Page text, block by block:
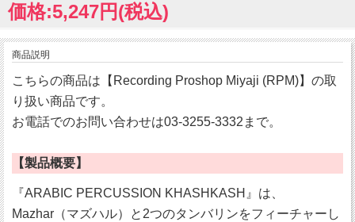
価格:5,247円(税込)
商品説明
こちらの商品は【Recording Proshop Miyaji (RPM)】の取
り扱い商品です。
お電話でのお問い合わせは03-3255-3332まで。
【製品概要】
『ARABIC PERCUSSION KHASHKASH』は、
Mazhar（マズハル）と2つのタンバリンをフィーチャーし